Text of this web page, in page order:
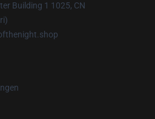
Building 1 1025, CN